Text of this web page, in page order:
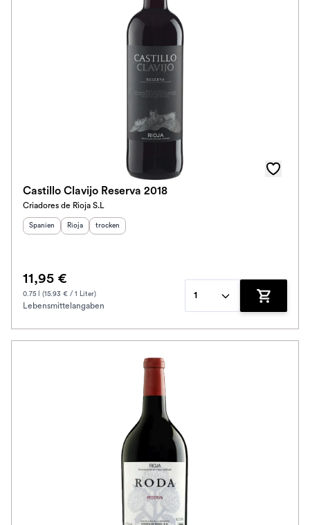
Castillo Clavijo Reserva 2018
Criadores de Rioja S.L
Herkunftsland:
Spanien Herkunftsregion:
Rioja Geschmack
trocken
11,95 €
0.75 l (15.93 € / 1 Liter)
Lebensmittelangaben
1
Zum